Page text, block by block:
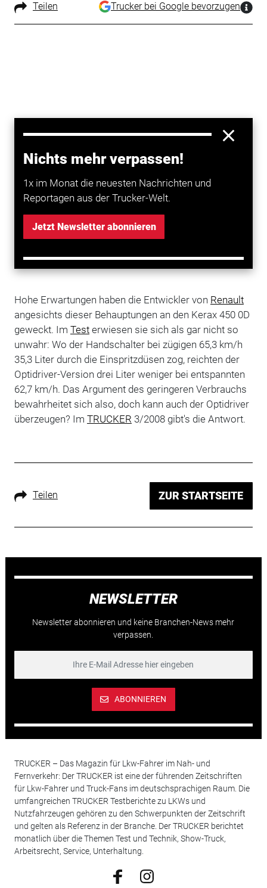
Teilen Trucker bei Google bevorzugen
Nichts mehr verpassen!
1x im Monat die neuesten Nachrichten und
Reportagen aus der Trucker-Welt.
Jetzt Newsletter abonnieren
Hohe Erwartungen haben die Entwickler von Renault
angesichts dieser Behauptungen an den Kerax 450 0D
geweckt. Im Testerwiesen sie sich als gar nicht so
unwahr: Wo der Handschalter bei zügigen 65,3 km/h
35,3 Liter durch die Ein­spritzdüsen zog, reichten der
Optidriver-Version drei Liter weniger bei entspannten
62,7 km/h. Das Argument des geringeren Verbrauchs
bewahrheitet sich also, doch kann auch der Optidriver
überzeugen? Im TRUCKER 3/2008 gibt's die Antwort.
Teilen ZUR STARTSEITE
NEWSLETTER
Newsletter abonnieren und keine Branchen-News mehr
verpassen.
ABONNIEREN
TRUCKER – Das Magazin für Lkw-Fahrer im Nah- und
Fernverkehr: Der TRUCKER ist eine der führenden Zeitschriften
für Lkw-Fahrer und Truck-Fans im deutschsprachigen Raum. Die
umfangreichen TRUCKER Testberichte zu LKWs und
Nutzfahrzeugen gehören zu den Schwerpunkten der Zeitschrift
und gelten als Referenz in der Branche. Der TRUCKER berichtet
monatlich über die Themen Test und Technik, Show-Truck,
Arbeitsrecht, Service, Unterhaltung.